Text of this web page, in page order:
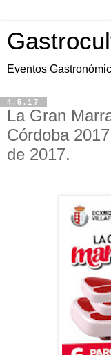
Eventos
4.5.17
La Gran
Córdoba
de 2017.